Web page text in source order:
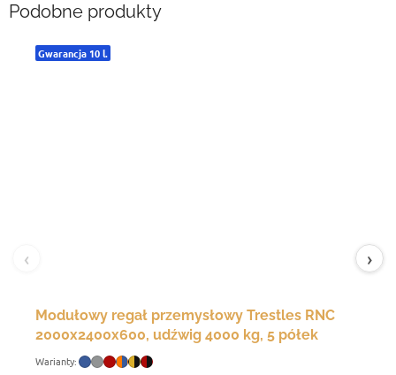
Podobne produkty
Gwarancja 10 l.
Modułowy regał przemysłowy Trestles RNC
2000x2400x600, udźwig 4000 kg, 5 półek
‹ ›